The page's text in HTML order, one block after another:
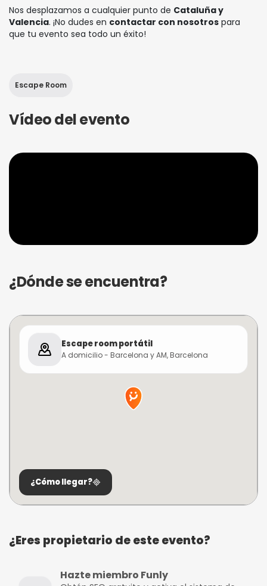
Nos desplazamos a cualquier punto de Cataluña y
Valencia. ¡No dudes en contactar con nosotros para
que tu evento sea todo un éxito!
Escape Room
Vídeo del evento
¿Dónde se encuentra?
Escape room portátil
A domicilio - Barcelona y AM, Barcelona
¿Cómo llegar?
¿Eres propietario de este evento?
Hazte miembro Funly